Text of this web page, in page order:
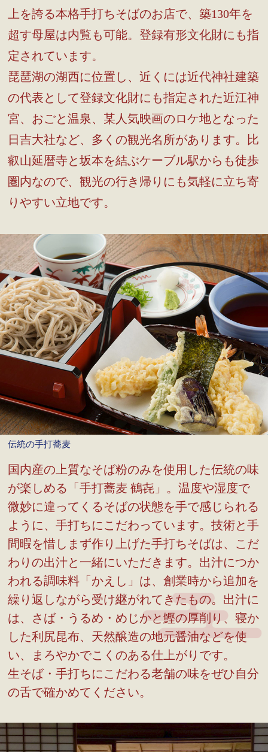
上を誇る本格手打ちそばのお店で、築130年を
超す母屋は内覧も可能。登録有形文化財にも指
定されています。
琵琶湖の湖西に位置し、近くには近代神社建築
の代表として登録文化財にも指定された近江神
宮、おごと温泉、某人気映画のロケ地となった
日吉大社など、多くの観光名所があります。比
叡山延暦寺と坂本を結ぶケーブル駅からも徒歩
圏内なので、観光の行き帰りにも気軽に立ち寄
りやすい立地です。
伝統の手打蕎麦
国内産の上質なそば粉のみを使用した伝統の味
が楽しめる「手打蕎麦 鶴㐂」。温度や湿度で
微妙に違ってくるそばの状態を手で感じられる
ように、手打ちにこだわっています。技術と手
間暇を惜しまず作り上げた手打ちそばは、こだ
わりの出汁と一緒にいただきます。出汁につか
われる調味料「かえし」は、創業時から追加を
繰り返しながら受け継がれてきたもの。出汁に
は、さば・うるめ・めじかと鰹の厚削り、寝か
した利尻昆布、天然醸造の地元醤油などを使
い、まろやかでこくのある仕上がりです。
生そば・手打ちにこだわる老舗の味をぜひ自分
の舌で確かめてください。